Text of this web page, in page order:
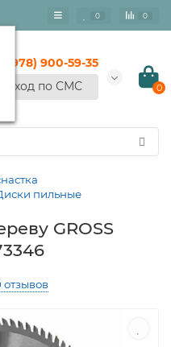
0 0
(978) 900-59-35
Вход по СМС
0
пильные
GROSS
отзывов